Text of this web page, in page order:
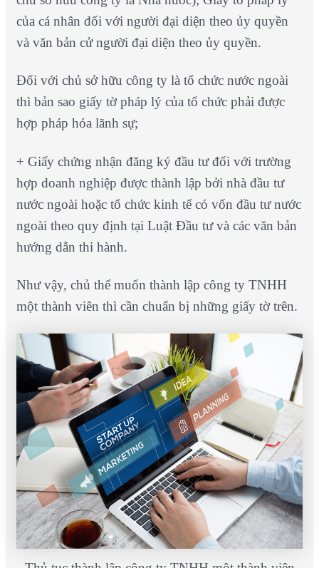
của cá nhân đối với người đại diện theo ủy quyền
và văn bản cử người đại diện theo ủy quyền.
Đối với chủ sở hữu công ty là tổ chức nước ngoài
thì bản sao giấy tờ pháp lý của tổ chức phải được
hợp pháp hóa lãnh sự;
+ Giấy chứng nhận đăng ký đầu tư đối với trường
hợp doanh nghiệp được thành lập bởi nhà đầu tư
nước ngoài hoặc tổ chức kinh tế có vốn đầu tư nước
ngoài theo quy định tại Luật Đầu tư và các văn bản
hướng dẫn thi hành.
Như vậy, chủ thể muốn thành lập công ty TNHH
một thành viên thì cần chuẩn bị những giấy tờ trên.